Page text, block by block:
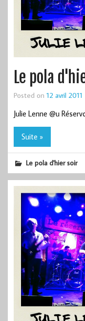
Le pola
Posted on 12 avril 2011
Julie Lenne @u
Suite »
Le pola d'hier soir